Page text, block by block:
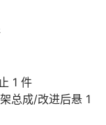
1 件
总成/改进后悬 1